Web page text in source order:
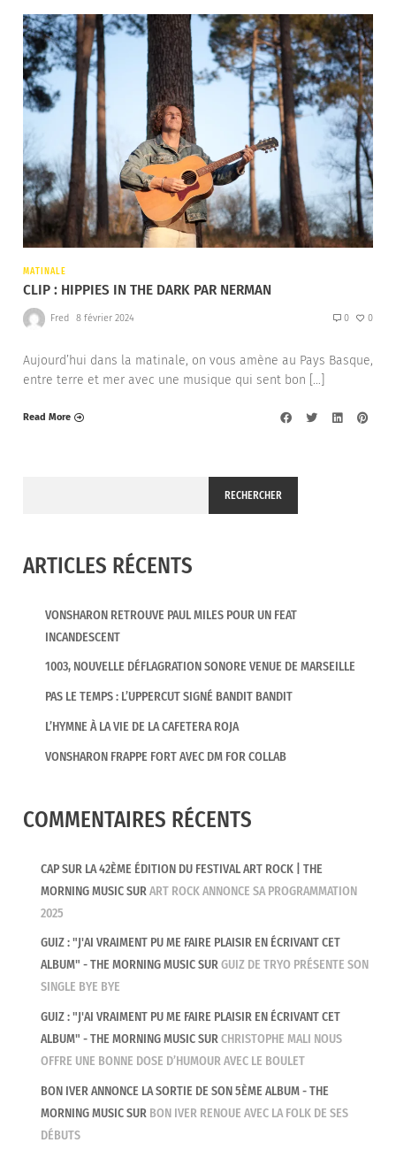
MATINALE
CLIP : HIPPIES IN THE DARK PAR NERMAN
Fred 8 février 2024 0 0
Aujourd’hui dans la matinale, on vous amène au Pays Basque,
entre terre et mer avec une musique qui sent bon […]
Read More
RECHERCHER
ARTICLES RÉCENTS
VONSHARON RETROUVE PAUL MILES POUR UN FEAT
INCANDESCENT
1003, NOUVELLE DÉFLAGRATION SONORE VENUE DE MARSEILLE
PAS LE TEMPS : L’UPPERCUT SIGNÉ BANDIT BANDIT
L’HYMNE À LA VIE DE LA CAFETERA ROJA
VONSHARON FRAPPE FORT AVEC DM FOR COLLAB
COMMENTAIRES RÉCENTS
CAP SUR LA 42ÈME ÉDITION DU FESTIVAL ART ROCK | THE
MORNING MUSICSURART ROCK ANNONCE SA PROGRAMMATION
2025
GUIZ : "J'AI VRAIMENT PU ME FAIRE PLAISIR EN ÉCRIVANT CET
ALBUM" - THE MORNING MUSICSURGUIZ DE TRYO PRÉSENTE SON
SINGLE BYE BYE
GUIZ : "J'AI VRAIMENT PU ME FAIRE PLAISIR EN ÉCRIVANT CET
ALBUM" - THE MORNING MUSICSURCHRISTOPHE MALI NOUS
OFFRE UNE BONNE DOSE D’HUMOUR AVEC LE BOULET
BON IVER ANNONCE LA SORTIE DE SON 5ÈME ALBUM - THE
MORNING MUSICSUR BON IVER RENOUE AVEC LA FOLK DE SES
DÉBUTS